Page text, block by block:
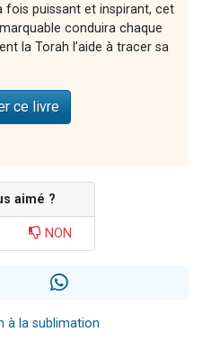
fois puissant et inspirant, cet
conduira chaque
la Torah l’aide à tracer sa
ce livre
aimé ?
NON
à la sublimation